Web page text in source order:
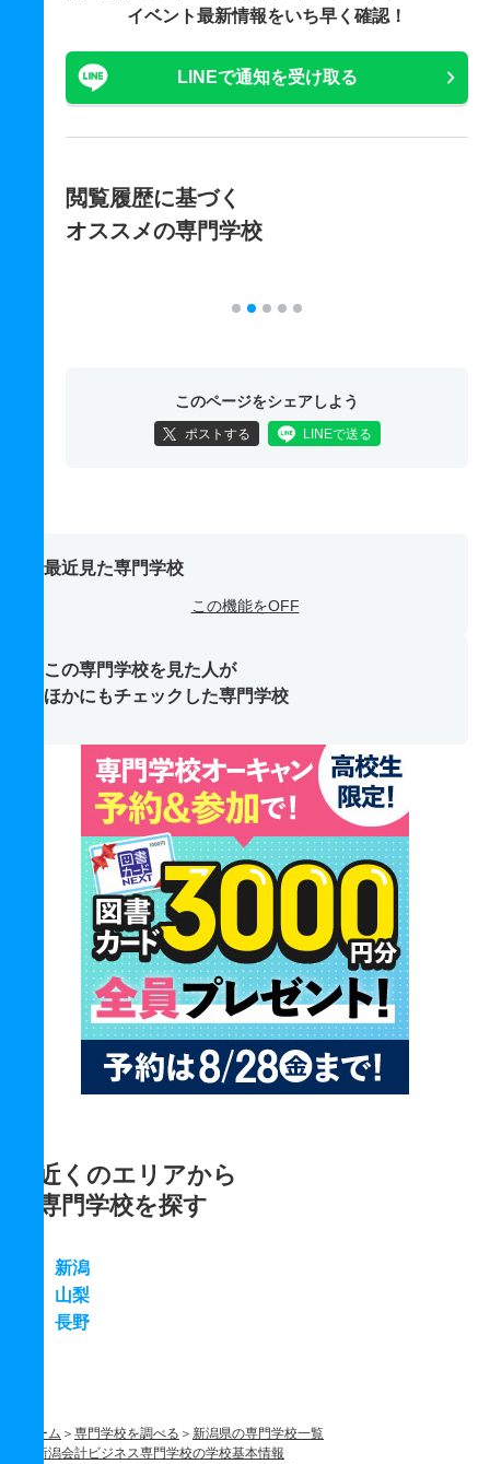
イベント最新情報をいち早く確認！
LINEで通知を受け取る
閲覧履歴に基づく
オススメの専門学校
このページをシェアしよう
ポストする LINEで送る
最近見た専門学校
この機能をOFF
この専門学校を見た人が
ほかにもチェックした専門学校
近くのエリアから
専門学校を探す
新潟
山梨
長野
ホーム 専門学校を調べる
新潟県の専門学校一覧
新潟会計ビジネス専門学校の学校基本情報